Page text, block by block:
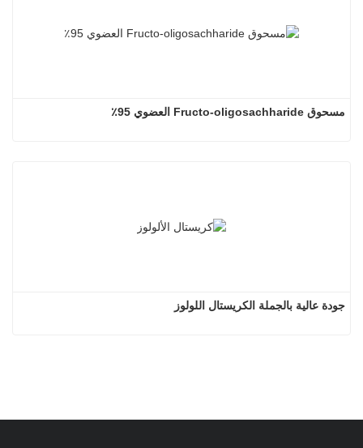
مسحوق Fructo-oligosachharide العضوي 95٪
جودة عالية بالجملة الكريستال اللولوز